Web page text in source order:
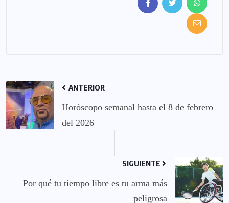
ANTERIOR
Horóscopo semanal hasta el 8 de febrero
del 2026
SIGUIENTE
Por qué tu tiempo libre es tu arma más
peligrosa